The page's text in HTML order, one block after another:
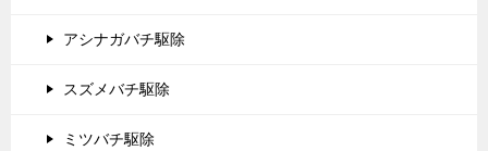
アシナガバチ駆除
スズメバチ駆除
ミツバチ駆除